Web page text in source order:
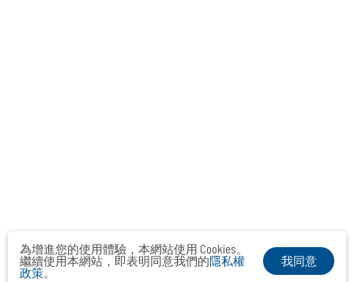
為增進您的使用體驗，本網站使用 Cookies。
繼續使用本網站，即表明同意我們的隱私權
政策。
我同意